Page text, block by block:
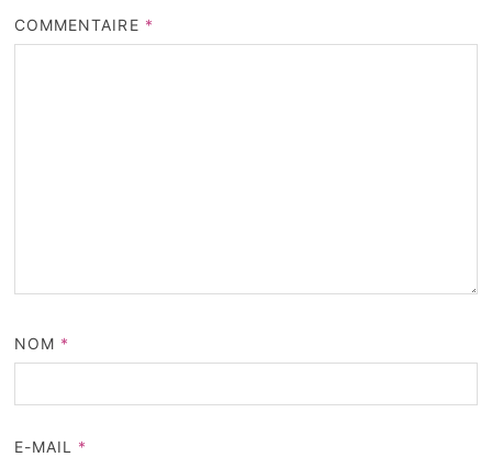
COMMENTAIRE *
NOM *
E-MAIL *